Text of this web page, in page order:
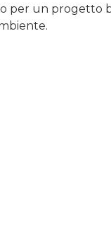
per un progetto